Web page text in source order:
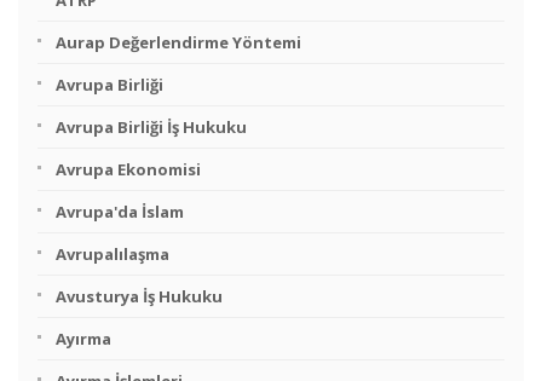
Aurap Değerlendirme Yöntemi
Avrupa Birliği
Avrupa Birliği İş Hukuku
Avrupa Ekonomisi
Avrupa'da İslam
Avrupalılaşma
Avusturya İş Hukuku
Ayırma